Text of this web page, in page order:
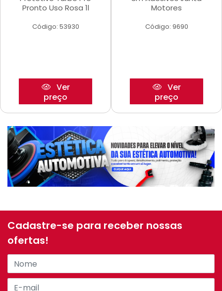
Pronto Uso Rosa 1l
Código: 53930
Ver
preço
Motores
Código: 9690
Ver
preço
Cadastre-se para receber nossas
ofertas!